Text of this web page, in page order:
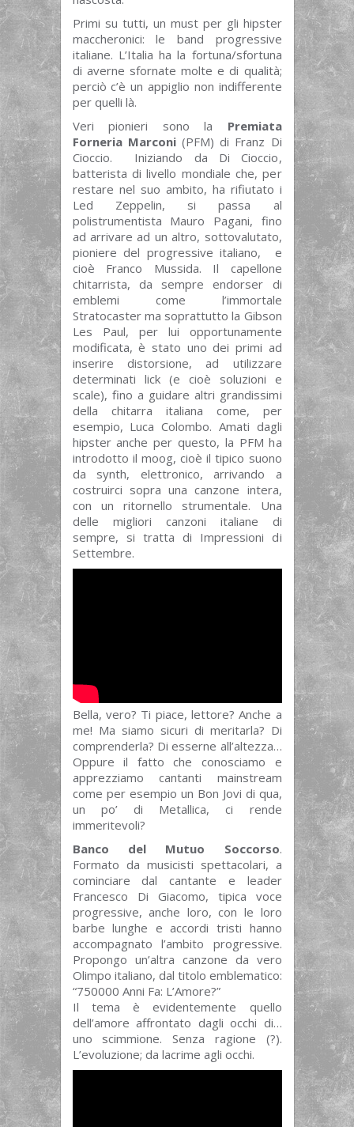
Primi su tutti, un must per gli hipster
maccheronici: le band progressive
italiane. L’Italia ha la fortuna/sfortuna
di averne sfornate molte e di qualità;
perciò c’è un appiglio non indifferente
per quelli là.
Veri pionieri sono la Premiata
Forneria Marconi(PFM) di Franz Di
Cioccio. Iniziando da Di Cioccio,
batterista di livello mondiale che, per
restare nel suo ambito, ha rifiutato i
Led Zeppelin, si passa al
polistrumentista Mauro Pagani, fino
ad arrivare ad un altro, sottovalutato,
pioniere del progressive italiano, e
cioè Franco Mussida. Il capellone
chitarrista, da sempre endorser di
emblemi come l’immortale
Stratocaster ma soprattutto la Gibson
Les Paul, per lui opportunamente
modificata, è stato uno dei primi ad
inserire distorsione, ad utilizzare
determinati lick (e cioè soluzioni e
scale), fino a guidare altri grandissimi
della chitarra italiana come, per
esempio, Luca Colombo. Amati dagli
hipster anche per questo, la PFM ha
introdotto il moog, cioè il tipico suono
da synth, elettronico, arrivando a
costruirci sopra una canzone intera,
con un ritornello strumentale. Una
delle migliori canzoni italiane di
sempre, si tratta di Impressioni di
Settembre.
Bella, vero? Ti piace, lettore? Anche a
me! Ma siamo sicuri di meritarla? Di
comprenderla? Di esserne all’altezza…
Oppure il fatto che conosciamo e
apprezziamo cantanti mainstream
come per esempio un Bon Jovi di qua,
un po’ di Metallica, ci rende
immeritevoli?
Banco del Mutuo Soccorso.
Formato da musicisti spettacolari, a
cominciare dal cantante e leader
Francesco Di Giacomo, tipica voce
progressive, anche loro, con le loro
barbe lunghe e accordi tristi hanno
accompagnato l’ambito progressive.
Propongo un’altra canzone da vero
Olimpo italiano, dal titolo emblematico:
“750000 Anni Fa: L’Amore?”
Il tema è evidentemente quello
dell’amore affrontato dagli occhi di…
uno scimmione. Senza ragione (?).
L’evoluzione; da lacrime agli occhi.